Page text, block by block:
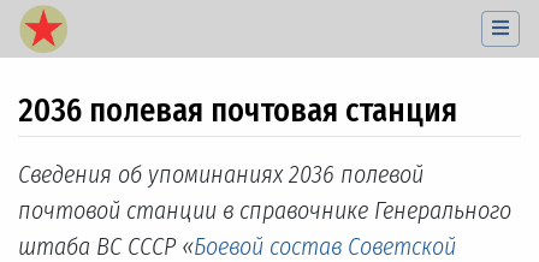
2036 полевая почтовая станция
Перейти к:навигация,поиск
Сведения об упоминаниях 2036 полевой
почтовой станции в справочнике Генерального
штаба ВС СССР «Боевой состав Советской